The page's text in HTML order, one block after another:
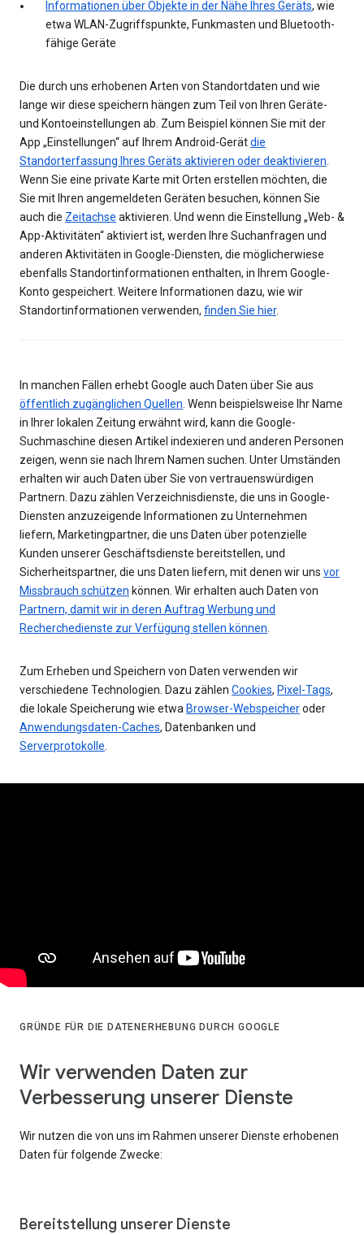
Informationen über Objekte in der Nähe Ihres Geräts, wie
etwa WLAN-Zugriffspunkte, Funkmasten und Bluetooth-
fähige Geräte
Die durch uns erhobenen Arten von Standortdaten und wie
lange wir diese speichern hängen zum Teil von Ihren Geräte-
und Kontoeinstellungen ab. Zum Beispiel können Sie mit der
App „Einstellungen“ auf Ihrem Android-Gerätdie
Standorterfassung Ihres Geräts aktivieren oder deaktivieren
Wenn Sie eine private Karte mit Orten erstellen möchten, die
Sie mit Ihren angemeldeten Geräten besuchen, können Sie
auch die Zeitachse aktivieren. Und wenn die Einstellung „Web- &
App-Aktivitäten“ aktiviert ist, werden Ihre Suchanfragen und
anderen Aktivitäten in Google-Diensten, die möglicherwiese
ebenfalls Standortinformationen enthalten, in Ihrem Google-
Konto gespeichert. Weitere Informationen dazu, wie wir
Standortinformationen verwenden, finden Sie hier.
In manchen Fällen erhebt Google auch Daten über Sie aus
öffentlich zugänglichen Quellen . Wenn beispielsweise Ihr Name
in Ihrer lokalen Zeitung erwähnt wird, kann die Google-
Suchmaschine diesen Artikel indexieren und anderen Personen
zeigen, wenn sie nach Ihrem Namen suchen. Unter Umständen
erhalten wir auch Daten über Sie von vertrauenswürdigen
Partnern. Dazu zählen Verzeichnisdienste, die uns in Google-
Diensten anzuzeigende Informationen zu Unternehmen
liefern, Marketingpartner, die uns Daten über potenzielle
Kunden unserer Geschäftsdienste bereitstellen, und
Sicherheitspartner, die uns Daten liefern, mit denen wir uns vor
Missbrauch schützen können. Wir erhalten auch Daten von
Partnern, damit wir in deren Auftrag Werbung und
Recherchedienste zur Verfügung stellen können
Zum Erheben und Speichern von Daten verwenden wir
verschiedene Technologien. Dazu zählen Cookies, Pixel-Tags,
die lokale Speicherung wie etwa Browser-Webspeicheroder
Anwendungsdaten-Caches, Datenbanken und
Serverprotokolle
GRÜNDE FÜR DIE DATENERHEBUNG DURCH GOOGLE
Wir verwenden Daten zur
Verbesserung unserer Dienste
Wir nutzen die von uns im Rahmen unserer Dienste erhobenen
Daten für folgende Zwecke:
Bereitstellung unserer Dienste